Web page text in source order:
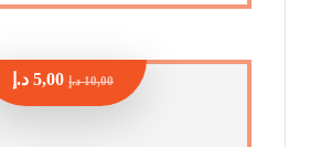
10,00 د.إ 5,00 د.إ